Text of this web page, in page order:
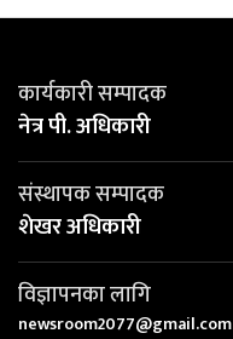
कार्यकारी सम्पादक
नेत्र पी. अधिकारी
संस्थापक सम्पादक
शेखर अधिकारी
विज्ञापनका लागि
newsroom2077@gmail.com